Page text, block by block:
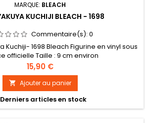
MARQUE: BLEACH
KUCHIJI BLEACH - 1698
Commentaire(s): 0
Kuchiji- 1698 Bleach Figurine en vinyl sous
officielle Taille : 9 cm environ
Prix
15,90 €
 Ajouter au panier
Derniers articles en stock